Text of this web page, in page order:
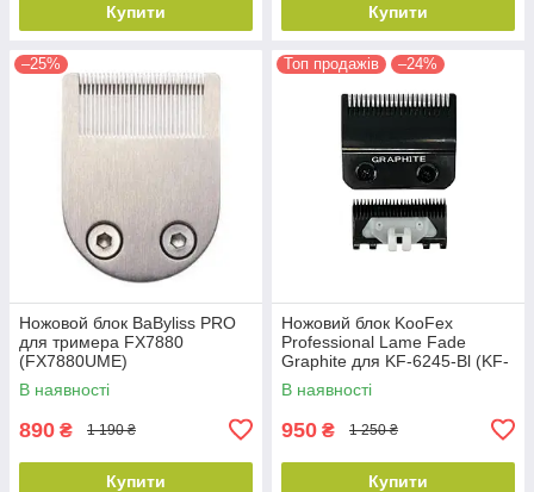
Купити Купити
–25%
Ножовой блок BaByliss PRO
для тримера FX7880
(FX7880UME)
В наявності
890 ₴ 1 190 ₴
Купити
Топ продажів –24%
Ножовий блок KooFex
Professional Lame Fade
Graphite для KF-6245-Bl (KF-
6245-001)
В наявності
950 ₴ 1 250 ₴
Купити